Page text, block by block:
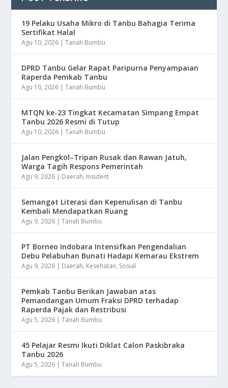
19 Pelaku Usaha Mikro di Tanbu Bahagia Terima
Sertifikat Halal
Agu 10, 2026 |Tanah Bumbu
DPRD Tanbu Gelar Rapat Paripurna Penyampaian
Raperda Pemkab Tanbu
Agu 10, 2026 |Tanah Bumbu
MTQN ke-23 Tingkat Kecamatan Simpang Empat
Tanbu 2026 Resmi di Tutup
Agu 10, 2026 |Tanah Bumbu
Jalan Pengkol–Tripan Rusak dan Rawan Jatuh,
Warga Tagih Respons Pemerintah
Agu 9, 2026 | Daerah, Insident
Semangat Literasi dan Kepenulisan di Tanbu
Kembali Mendapatkan Ruang
Agu 9, 2026 |Tanah Bumbu
​PT Borneo Indobara Intensifkan Pengendalian
Debu Pelabuhan Bunati Hadapi Kemarau Ekstrem
Agu 9, 2026 | Daerah, Kesehatan, Sosial
Pemkab Tanbu Berikan Jawaban atas
Pemandangan Umum Fraksi DPRD terhadap
Raperda Pajak dan Restribusi
Agu 5, 2026 |Tanah Bumbu
45 Pelajar Resmi Ikuti Diklat Calon Paskibraka
Tanbu 2026
Agu 5, 2026 |Tanah Bumbu